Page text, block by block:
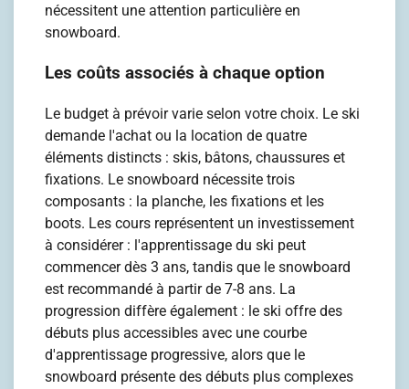
nécessitent une attention particulière en
snowboard.
Les coûts associés à chaque option
Le budget à prévoir varie selon votre choix. Le ski
demande l'achat ou la location de quatre
éléments distincts : skis, bâtons, chaussures et
fixations. Le snowboard nécessite trois
composants : la planche, les fixations et les
boots. Les cours représentent un investissement
à considérer : l'apprentissage du ski peut
commencer dès 3 ans, tandis que le snowboard
est recommandé à partir de 7-8 ans. La
progression diffère également : le ski offre des
débuts plus accessibles avec une courbe
d'apprentissage progressive, alors que le
snowboard présente des débuts plus complexes